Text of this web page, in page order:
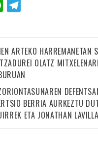
WhatsApp
ARTEKO HARREMANETAN
OLATZ
BERRIA AURKEZTU
ETA JONATHAN